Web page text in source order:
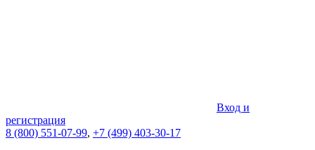
Вход и
регистрация
8 (800) 551-07-99, +7 (499) 403-30-17